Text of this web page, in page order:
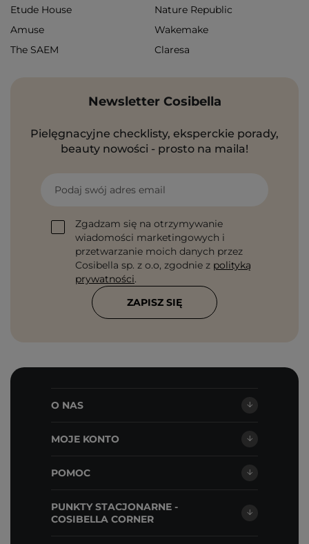
Etude House
Nature Republic
Amuse
Wakemake
The SAEM
Claresa
Newsletter Cosibella
Pielęgnacyjne checklisty, eksperckie porady,
beauty nowości - prosto na maila!
Podaj swój adres email
Zgadzam się na otrzymywanie
wiadomości marketingowych i
przetwarzanie moich danych przez
Cosibella sp. z o.o, zgodnie z polityką
prywatności.
ZAPISZ SIĘ
O NAS
MOJE KONTO
POMOC
PUNKTY STACJONARNE -
COSIBELLA CORNER